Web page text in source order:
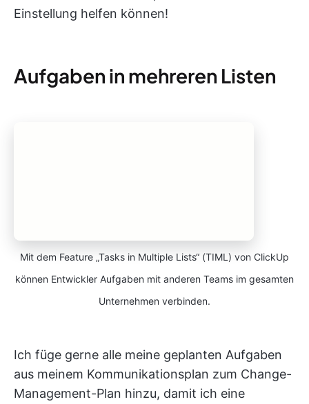
Einstellung helfen können!
Aufgaben in mehreren Listen
Mit dem Feature „Tasks in Multiple Lists“ (TIML) von ClickUp
können Entwickler Aufgaben mit anderen Teams im gesamten
Unternehmen verbinden.
Ich füge gerne alle meine geplanten Aufgaben
aus meinem Kommunikationsplan zum Change-
Management-Plan hinzu, damit ich eine